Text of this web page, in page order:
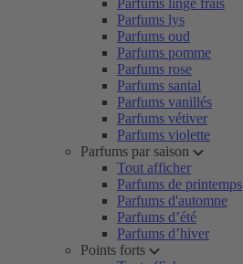
Parfums linge frais
Parfums lys
Parfums oud
Parfums pomme
Parfums rose
Parfums santal
Parfums vanillés
Parfums vétiver
Parfums violette
Parfums par saison
Tout afficher
Parfums de printemps
Parfums d'automne
Parfums d’été
Parfums d’hiver
Points forts